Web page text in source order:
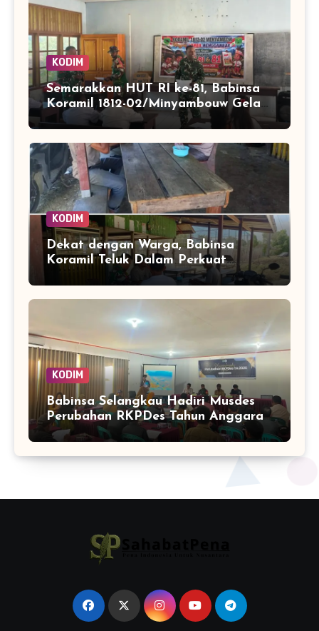
KODIM
Semarakkan HUT RI ke-81, Babinsa
Koramil 1812-02/Minyambouw Gelar
Aksi Peduli dan Lomba
Menggambar di Kampung Imbrekti
KODIM
Dekat dengan Warga, Babinsa
Koramil Teluk Dalam Perkuat
Pembinaan Wilayah Simeulue
KODIM
Babinsa Selangkau Hadiri Musdes
Perubahan RKPDes Tahun Anggaran
2026